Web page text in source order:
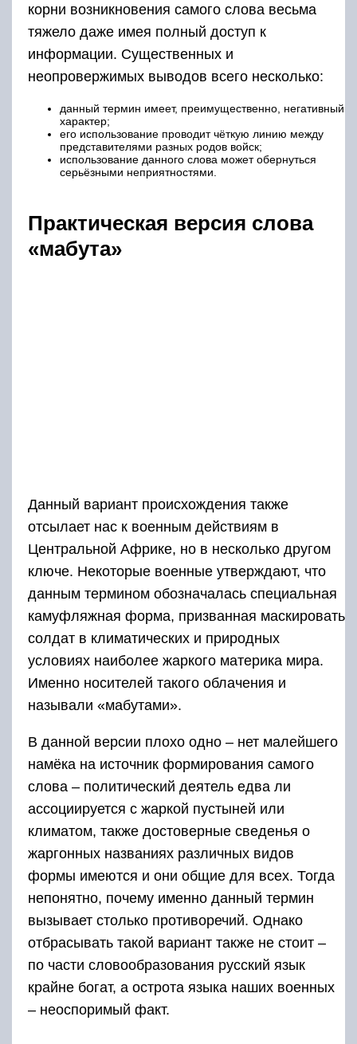
корни возникновения самого слова весьма
тяжело даже имея полный доступ к
информации. Существенных и
неопровержимых выводов всего несколько:
данный термин имеет, преимущественно, негативный
характер;
его использование проводит чёткую линию между
представителями разных родов войск;
использование данного слова может обернуться
серьёзными неприятностями.
Практическая версия слова
«мабута»
Данный вариант происхождения также
отсылает нас к военным действиям в
Центральной Африке, но в несколько другом
ключе. Некоторые военные утверждают, что
данным термином обозначалась специальная
камуфляжная форма, призванная маскировать
солдат в климатических и природных
условиях наиболее жаркого материка мира.
Именно носителей такого облачения и
называли «мабутами».
В данной версии плохо одно – нет малейшего
намёка на источник формирования самого
слова – политический деятель едва ли
ассоциируется с жаркой пустыней или
климатом, также достоверные сведенья о
жаргонных названиях различных видов
формы имеются и они общие для всех. Тогда
непонятно, почему именно данный термин
вызывает столько противоречий. Однако
отбрасывать такой вариант также не стоит –
по части словообразования русский язык
крайне богат, а острота языка наших военных
– неоспоримый факт.